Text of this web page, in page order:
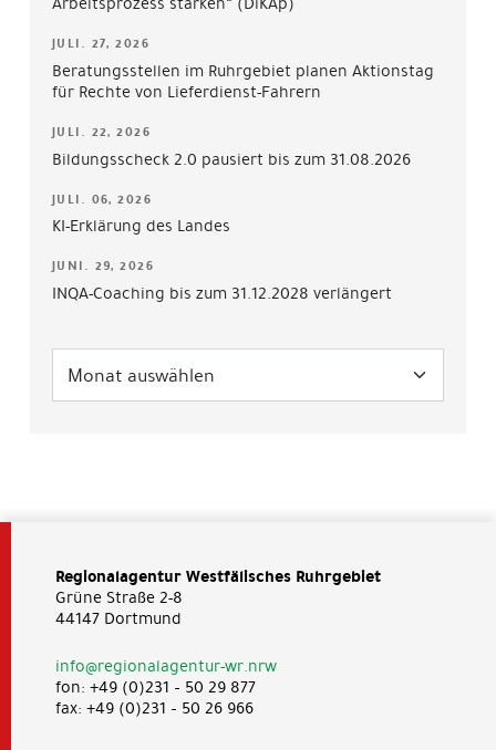
JULI. 27, 2026
Beratungsstellen im Ruhrgebiet planen Aktionstag
für Rechte von Lieferdienst-Fahrern
JULI. 22, 2026
Bildungsscheck 2.0 pausiert bis zum 31.08.2026
JULI. 06, 2026
KI-Erklärung des Landes
JUNI. 29, 2026
INQA-Coaching bis zum 31.12.2028 verlängert
Regionalagentur Westfälisches Ruhrgebiet
Grüne Straße 2-8
44147 Dortmund
info@regionalagentur-wr.nrw
fon: +49 (0)231 – 50 29 877
fax: +49 (0)231 – 50 26 966